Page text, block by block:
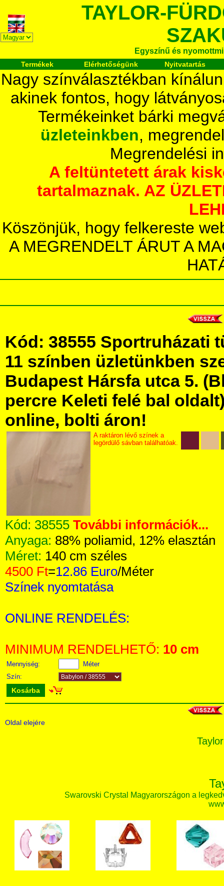
TAYLOR-
Egyszínű és
Termékek Elérhetőségünk Nyitvatartás
Nagy színválasztékban
akinek fontos, hogy
Termékeinket bárki
üzleteinkben,
Megrendelési
A feltüntetett árak
tartalmaznak. AZ
Köszönjük, hogy felkereste
A MEGRENDELT ÁRUT A
Kód: 38555 Sportruházati
11 színben üzletünkben
Budapest Hársfa utca 5.
percre Keleti felé bal
online, bolti áron!
A raktáron lévő színek a
legördülő sávban találhatóak.
Kód: 38555 További információk...
Anyaga: 88% poliamid, 12% elasztán
Méret: 140 cm széles
4500 Ft=12.86 Euro/Méter
Színek nyomtatása
ONLINE RENDELÉS:
MINIMUM RENDELHETŐ: 10 cm
Mennyiség:
Méter
Szín:
Kosárba
Oldal elejére
Swarovski Crystal Magyarországon a